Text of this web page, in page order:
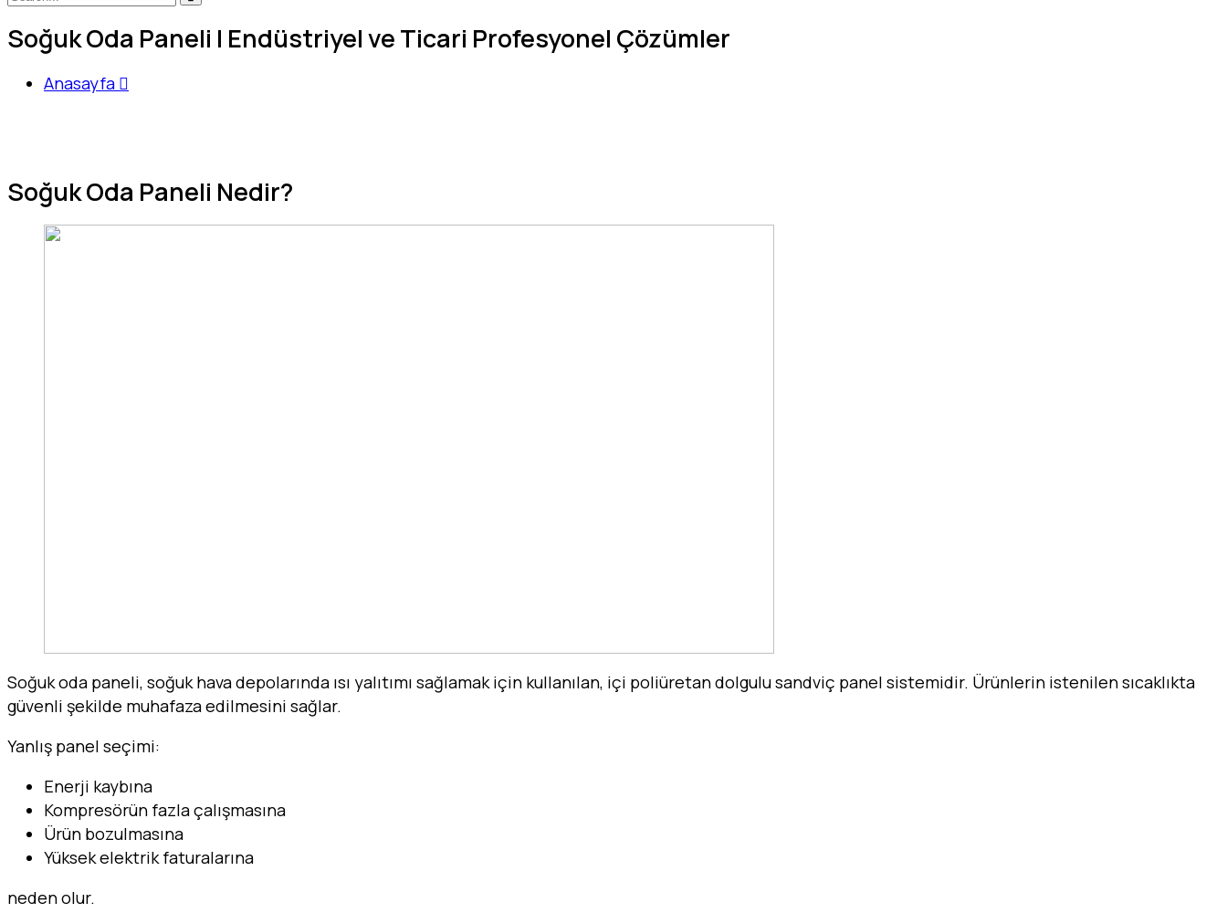
Soğuk Oda Paneli | Endüstriyel ve Ticari Profesyonel Çözümler
Anasayfa
Soğuk Oda Paneli Nedir?
Soğuk oda paneli, soğuk hava depolarında ısı yalıtımı sağlamak için kullanılan, içi poliüretan dolgulu sandviç panel sistemidir. Ürünlerin istenilen sıcaklıkta
güvenli şekilde muhafaza edilmesini sağlar.
Yanlış panel seçimi:
Enerji kaybına
Kompresörün fazla çalışmasına
Ürün bozulmasına
Yüksek elektrik faturalarına
neden olur.